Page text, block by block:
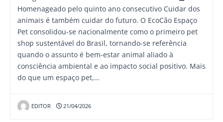
Homenageado pelo quinto ano consecutivo Cuidar dos
animais é também cuidar do futuro. O EcoCão Espaço
Pet consolidou-se nacionalmente como o primeiro pet
shop sustentável do Brasil, tornando-se referência
quando o assunto é bem-estar animal aliado à
consciência ambiental e ao impacto social positivo. Mais
do que um espaço pet,…
EDITOR 21/04/2026